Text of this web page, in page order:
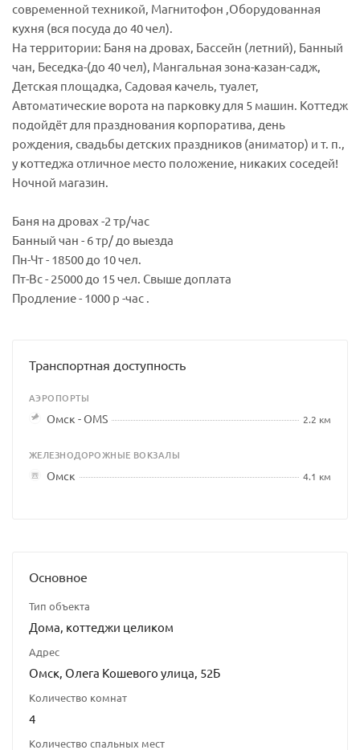
современной техникой, Магнитофон ,Оборудованная
кухня (вся посуда до 40 чел).
На территории: Баня на дровах, Бассейн (летний), Банный
чан, Беседка-(до 40 чел), Мангальная зона-казан-садж,
Детская площадка, Садовая качель, туалет,
Автоматические ворота на парковку для 5 машин. Коттедж
подойдёт для празднования корпоратива, день
рождения, свадьбы детских праздников (аниматор) и т. п.,
у коттеджа отличное место положение, никаких соседей!
Ночной магазин.
Баня на дровах -2 тр/час
Банный чан - 6 тр/ до выезда
Пн-Чт - 18500 до 10 чел.
Пт-Вс - 25000 до 15 чел. Свыше доплата
Продление - 1000 р -час .
Транспортная доступность
АЭРОПОРТЫ
Омск - OMS 2.2 км
ЖЕЛЕЗНОДОРОЖНЫЕ ВОКЗАЛЫ
Омск 4.1 км
Основное
Тип объекта
Дома, коттеджи целиком
Адрес
Омск, Олега Кошевого улица, 52Б
Количество комнат
4
Количество спальных мест